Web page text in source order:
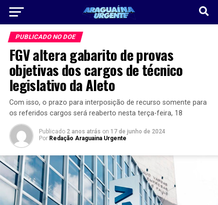
PUBLICADO NO DOE
FGV altera gabarito de provas
objetivas dos cargos de técnico
legislativo da Aleto
Com isso, o prazo para interposição de recurso somente para
os referidos cargos será reaberto nesta terça-feira, 18
Publicado 2 anos atrás on 17 de junho de 2024
Por Redação Araguaina Urgente